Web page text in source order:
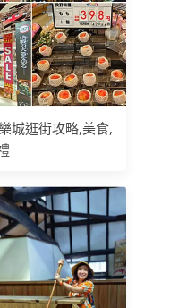
城逛街攻略,美食,